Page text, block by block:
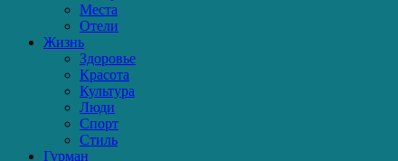
Места
Отели
Жизнь
Здоровье
Красота
Культура
Люди
Спорт
Стиль
Гурман